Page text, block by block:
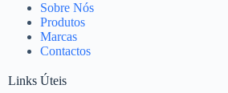
Sobre Nós
Produtos
Marcas
Contactos
Links Úteis